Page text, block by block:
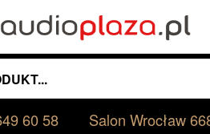
60 58 Salon Wrocław